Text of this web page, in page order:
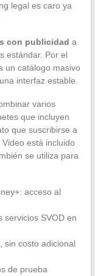
legal es caro ya
con publicidad a
estándar. Por el
un catálogo masivo
interfaz estable.
varios
que incluyen
que suscribirse a
está incluido
se utiliza para
acceso al
servicios SVOD en
sin costo adicional
de prueba